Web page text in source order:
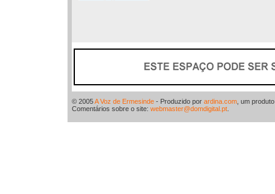
© 2005A Voz de Ermesinde - Produzido por ardina.com , um
Comentários sobre o site: webmaster@domdigital.pt